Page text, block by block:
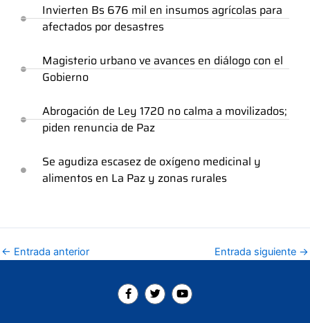
Invierten Bs 676 mil en insumos agrícolas para
afectados por desastres
Magisterio urbano ve avances en diálogo con el
Gobierno
Abrogación de Ley 1720 no calma a movilizados;
piden renuncia de Paz
Se agudiza escasez de oxígeno medicinal y
alimentos en La Paz y zonas rurales
← Entrada anterior Entrada siguiente →
F
a
c
T
w
i
Y
o
u